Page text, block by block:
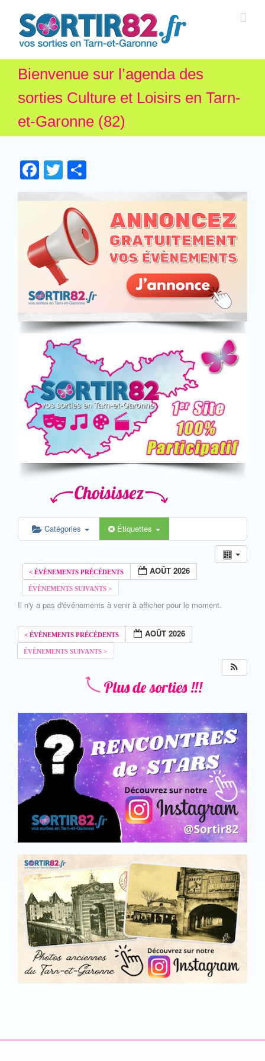
Bienvenue sur l’agenda des
sorties Culture et Loisirs en Tarn-
et-Garonne (82)
Facebook
Twitter
Catégories Étiquettes
AOÛT 2026
Il n'y a pas d'événements à venir à afficher pour le moment.
AOÛT 2026